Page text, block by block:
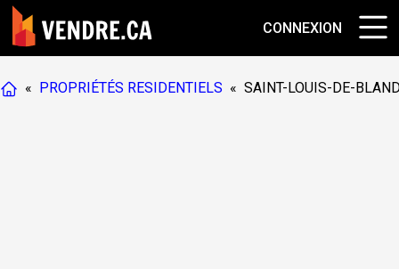
CONNEXION
« PROPRIÉTÉS RESIDENTIELS « SAINT-LOUIS-DE-